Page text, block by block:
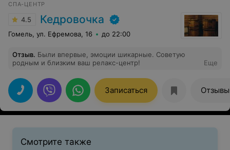
СПА-ЦЕНТР
4.5 Кедровочка
Гомель, ул. Ефремова, 16 до 22:00
Отзыв. Были впервые, эмоции шикарные. Советую
родным и близким ваш релакс-центр!
Еще
Записаться Отзывы
Смотрите также